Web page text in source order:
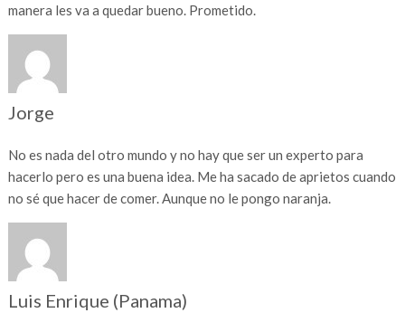
manera les va a quedar bueno. Prometido.
Jorge
No es nada del otro mundo y no hay que ser un experto para
hacerlo pero es una buena idea. Me ha sacado de aprietos cuando
no sé que hacer de comer. Aunque no le pongo naranja.
Luis Enrique (Panama)